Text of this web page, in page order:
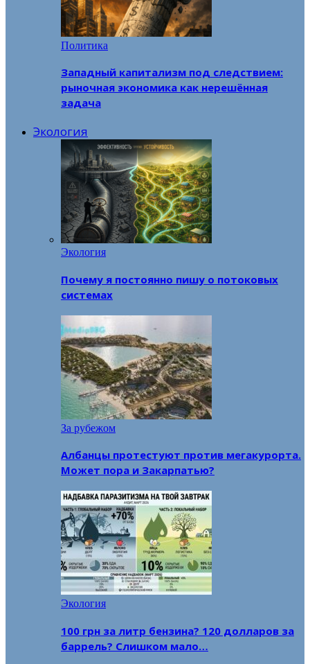
Политика
Западный капитализм под следствием:
рыночная экономика как нерешённая
задача
Экология
Экология
Почему я постоянно пишу о потоковых
системах
За рубежом
Албанцы протестуют против мегакурорта.
Может пора и Закарпатью?
Экология
100 грн за литр бензина? 120 долларов за
баррель? Слишком мало…